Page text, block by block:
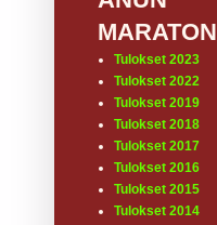
MARATON
Tulokset 2023
Tulokset 2022
Tulokset 2019
Tulokset 2018
Tulokset 2017
Tulokset 2016
Tulokset 2015
Tulokset 2014